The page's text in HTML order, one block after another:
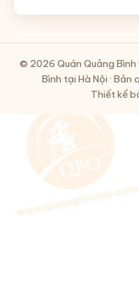
© 2026 Quán Quảng Bình
Bình tại Hà Nội ·
Thiết kế